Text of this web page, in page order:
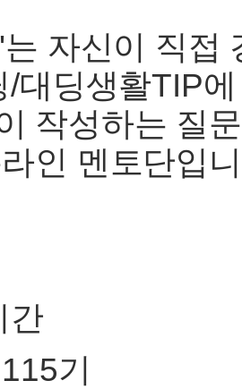
자신이 직접
/대딩생활TIP
작성하는 질
인 멘토단입
간
기